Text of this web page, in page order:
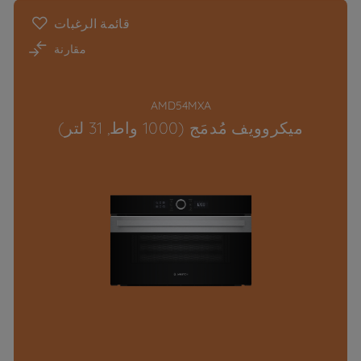
قائمة الرغبات
مقارنة
AMD54MXA
ميكروويف مُدمَج (1000 واط, 31 لتر)